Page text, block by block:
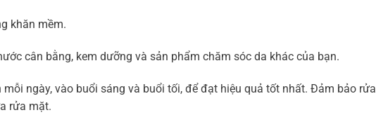
khăn mềm.
cân bằng, kem dưỡng và sản phẩm chăm sóc da khác của bạn.
ngày, vào buổi sáng và buổi tối, để đạt hiệu quả tốt nhất. Đảm bảo rửa
rửa mặt.